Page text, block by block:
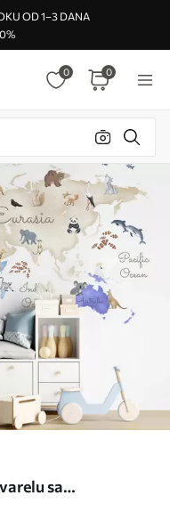
OD 1–3 DANA
0 0
sa
jeziku. br.